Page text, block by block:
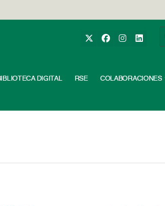
DIGITAL RSE COLABORACIONES